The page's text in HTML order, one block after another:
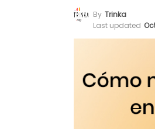
By Trinka
Last updated